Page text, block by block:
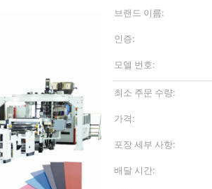
브랜드 이름:
인증:
모델 번호:
최소 주문 수량:
가격:
포장 세부 사항:
배달 시간: